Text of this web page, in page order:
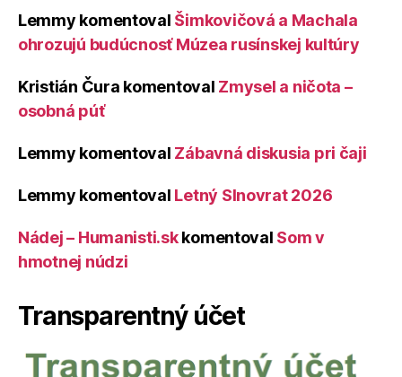
Lemmy komentoval Šimkovičová a Machala
ohrozujú budúcnosť Múzea rusínskej kultúry
Kristián Čura komentoval Zmysel a ničota –
osobná púť
Lemmy komentoval Zábavná diskusia pri čaji
Lemmy komentoval Letný Slnovrat 2026
Nádej – Humanisti.skkomentoval Som v
hmotnej núdzi
Transparentný účet